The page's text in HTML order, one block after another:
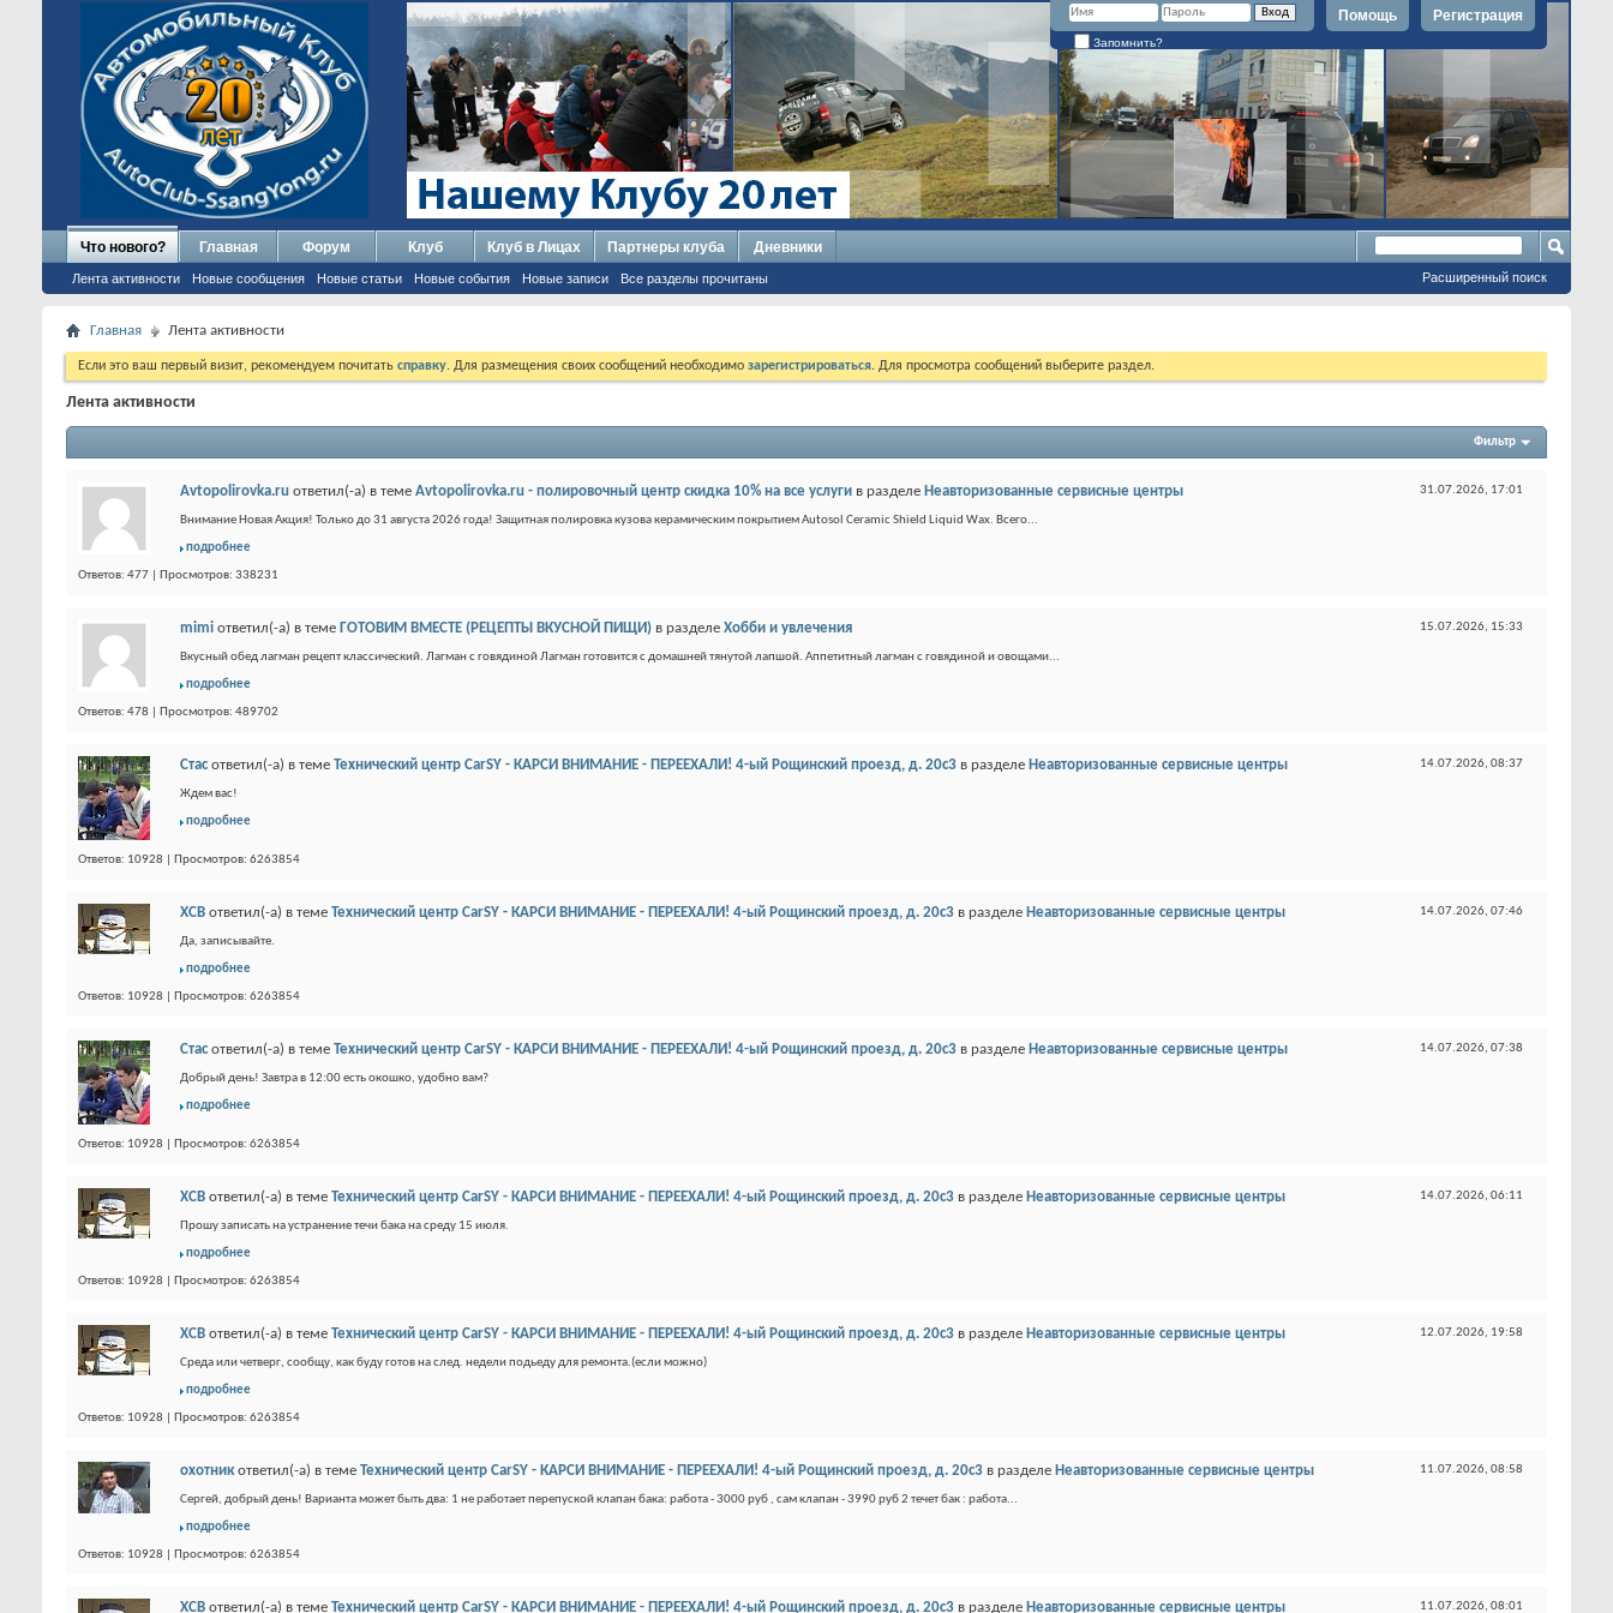
Регистрация
Помощь
Запомнить?
Что нового?
Лента активности Новые сообщения Новые статьи Новые события Новые записи Все разделы прочитаны
Главная Форум Клуб Клуб в Лицах Партнеры клуба Дневники
Расширенный поиск
Главная Лента активности
Если это ваш первый визит, рекомендуем почитать справку. Для размещения своих сообщений необходимо зарегистрироваться. Для просмотра сообщений выберите раздел.
Лента активности
Фильтр
31.07.2026, 17:01
Avtopolirovka.ru ответил(-а) в теме Avtopolirovka.ru - полировочный центр скидка 10% на все услуги в разделе Неавторизованные сервисные центры
Внимание Новая Акция! Только до 31 августа 2026 года! Защитная полировка кузова керамическим покрытием Autosol Ceramic Shield Liquid Wax. Всего...
подробнее
Ответов: 477 | Просмотров: 338231
15.07.2026, 15:33
mimi ответил(-а) в теме ГОТОВИМ ВМЕСТЕ (РЕЦЕПТЫ ВКУСНОЙ ПИЩИ) в разделе Хобби и увлечения
Вкусный обед лагман рецепт классический. Лагман с говядиной Лагман готовится с домашней тянутой лапшой. Аппетитный лагман с говядиной и овощами...
подробнее
Ответов: 478 | Просмотров: 489702
14.07.2026, 08:37
Стас ответил(-а) в теме Технический центр CarSY - КАРСИ ВНИМАНИЕ - ПЕРЕЕХАЛИ! 4-ый Рощинский проезд, д. 20с3 в разделе Неавторизованные сервисные центры
Ждем вас!
подробнее
Ответов: 10928 | Просмотров: 6263854
14.07.2026, 07:46
XCB ответил(-а) в теме Технический центр CarSY - КАРСИ ВНИМАНИЕ - ПЕРЕЕХАЛИ! 4-ый Рощинский проезд, д. 20с3 в разделе Неавторизованные сервисные центры
Да, записывайте.
подробнее
Ответов: 10928 | Просмотров: 6263854
14.07.2026, 07:38
Стас ответил(-а) в теме Технический центр CarSY - КАРСИ ВНИМАНИЕ - ПЕРЕЕХАЛИ! 4-ый Рощинский проезд, д. 20с3 в разделе Неавторизованные сервисные центры
Добрый день! Завтра в 12:00 есть окошко, удобно вам?
подробнее
Ответов: 10928 | Просмотров: 6263854
14.07.2026, 06:11
XCB ответил(-а) в теме Технический центр CarSY - КАРСИ ВНИМАНИЕ - ПЕРЕЕХАЛИ! 4-ый Рощинский проезд, д. 20с3 в разделе Неавторизованные сервисные центры
Прошу записать на устранение течи бака на среду 15 июля.
подробнее
Ответов: 10928 | Просмотров: 6263854
12.07.2026, 19:58
XCB ответил(-а) в теме Технический центр CarSY - КАРСИ ВНИМАНИЕ - ПЕРЕЕХАЛИ! 4-ый Рощинский проезд, д. 20с3 в разделе Неавторизованные сервисные центры
Среда или четверг, сообщу, как буду готов на след. недели подьеду для ремонта.(если можно)
подробнее
Ответов: 10928 | Просмотров: 6263854
11.07.2026, 08:58
охотникответил(-а) в теме Технический центр CarSY - КАРСИ ВНИМАНИЕ - ПЕРЕЕХАЛИ! 4-ый Рощинский проезд, д. 20с3 в разделе Неавторизованные сервисные центры
Сергей, добрый день! Варианта может быть два: 1 не работает перепуской клапан бака: работа - 3000 руб , сам клапан - 3990 руб 2 течет бак : работа...
подробнее
Ответов: 10928 | Просмотров: 6263854
11.07.2026, 08:01
XCB ответил(-а) в теме Технический центр CarSY - КАРСИ ВНИМАНИЕ - ПЕРЕЕХАЛИ! 4-ый Рощинский проезд, д. 20с3 в разделе Неавторизованные сервисные центры